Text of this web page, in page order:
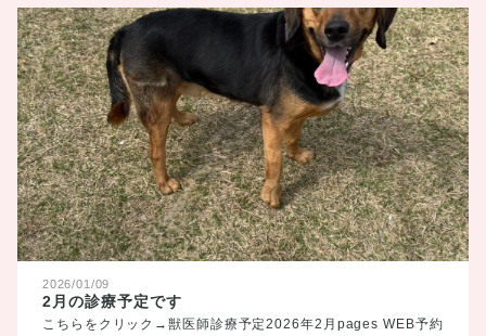
2026/01/09
2月の診療予定です
こちらをクリック→獣医師診療予定2026年2月pages WEB予約